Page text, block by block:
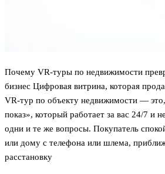
Почему VR-туры по недвижимости
бизнес Цифровая витрина, которая
VR-тур по объекту недвижимости —
показ», который работает за вас 24/7 и
одни и те же вопросы. Покупатель
или дому с телефона или шлема,
расстановку